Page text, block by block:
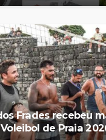
Frades recebeu
de Praia